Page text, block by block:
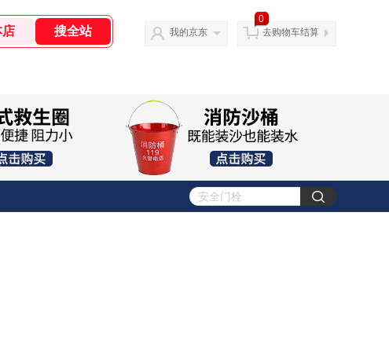
我的京东
0
去购物车结算